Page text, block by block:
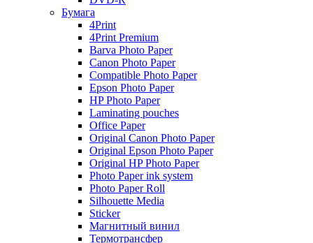
Бумага
4Print
4Print Premium
Barva Photo Paper
Canon Photo Paper
Compatible Photo Paper
Epson Photo Paper
HP Photo Paper
Laminating pouches
Office Paper
Original Canon Photo Paper
Original Epson Photo Paper
Original HP Photo Paper
Photo Paper ink system
Photo Paper Roll
Silhouette Media
Sticker
Магнитный винил
Термотрансфер